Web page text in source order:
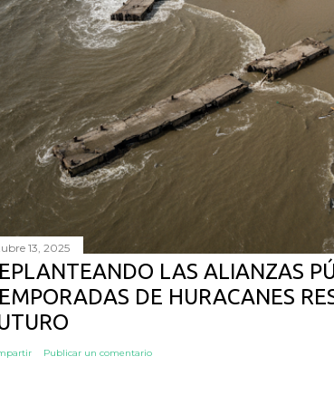
13, 2025
LAS ALIANZAS
DE HURACANES
Publicar un comentario